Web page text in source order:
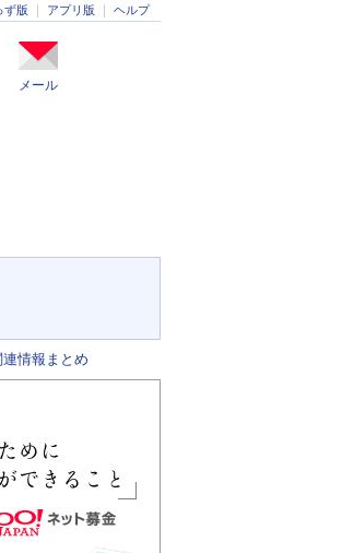
ず版 アプリ版 ヘルプ
メール
情報まとめ